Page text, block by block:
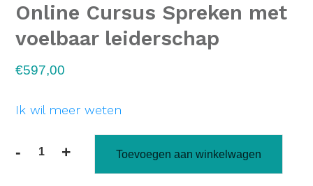
Online Cursus Spreken met
voelbaar leiderschap
€597,00
Ik wil meer weten
- + Toevoegen aan winkelwagen